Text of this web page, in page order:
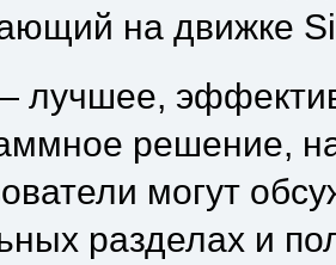
на движке
лучшее,
решение,
могут
разделах и